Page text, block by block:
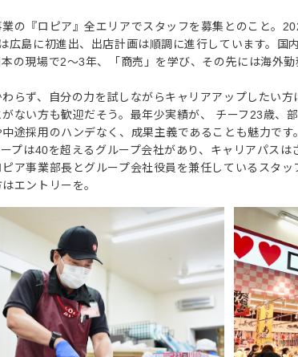
の『ロピア』全エリアでスタッフを募集とのこと。
広島に初進出、出店計画は順調に進行しています。国
の現場で2〜3年、「商売」を学び、その先には海外勤
わらず、自分の力を試しながらキャリアアップしたい
がない方も歓迎だそう。最年少実績が、 チーフ23歳、
途採用のハンデなく、成果主義であることも魅力です。
プは40を超えるグループ会社があり、キャリアパスは
ピア事業部長とグループ会社役員を兼任しているスタッ
エントリーを。